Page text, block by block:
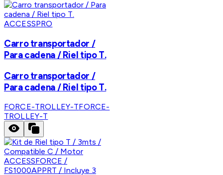
ACCESSPRO
Carro transportador /
Para cadena / Riel tipo T.
Carro transportador /
Para cadena / Riel tipo T.
FORCE-TROLLEY-TFORCE-
TROLLEY-T